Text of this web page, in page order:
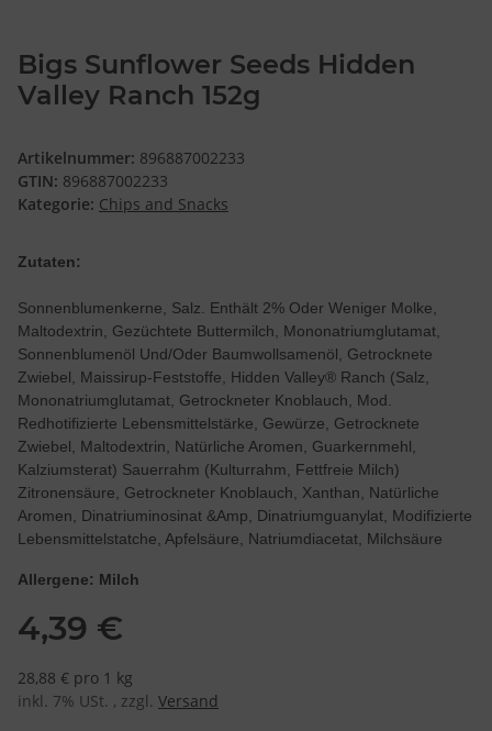
Bigs Sunflower Seeds Hidden
Valley Ranch 152g
Artikelnummer: 896887002233
GTIN: 896887002233
Kategorie: Chips and Snacks
Zutaten:
Sonnenblumenkerne, Salz. Enthält 2% Oder Weniger Molke,
Maltodextrin, Gezüchtete Buttermilch, Mononatriumglutamat,
Sonnenblumenöl Und/Oder Baumwollsamenöl, Getrocknete
Zwiebel, Maissirup-Feststoffe, Hidden Valley® Ranch (Salz,
Mononatriumglutamat, Getrockneter Knoblauch, Mod.
Redhotifizierte Lebensmittelstärke, Gewürze, Getrocknete
Zwiebel, Maltodextrin, Natürliche Aromen, Guarkernmehl,
Kalziumsterat) Sauerrahm (Kulturrahm, Fettfreie Milch)
Zitronensäure, Getrockneter Knoblauch, Xanthan, Natürliche
Aromen, Dinatriuminosinat &Amp, Dinatriumguanylat, Modifizierte
Lebensmittelstatche, Apfelsäure, Natriumdiacetat, Milchsäure
Allergene: Milch
4,39 €
28,88 € pro 1 kg
inkl. 7% USt. , zzgl. Versand